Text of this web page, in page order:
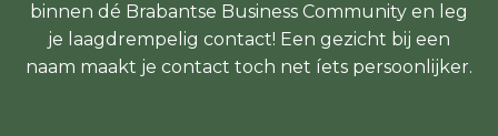
binnen dé Brabantse Business Community en leg
je laagdrempelig contact! Een gezicht bij een
naam maakt je contact toch net íets persoonlijker.